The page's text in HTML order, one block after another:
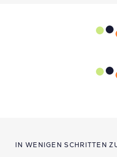
IN WENIGEN SCHRITTEN